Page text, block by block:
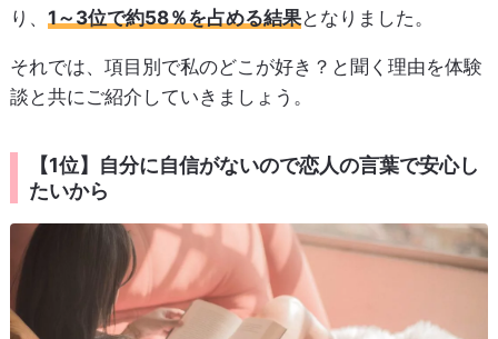
り、 1～3位で約58％を占める結果となりました。
それでは、項目別で私のどこが好き？と聞く理由を体験
談と共にご紹介していきましょう。
【1位】自分に自信がないので恋人の言葉で安心し
たいから